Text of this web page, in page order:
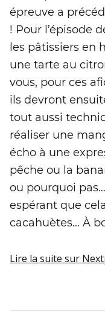
épreuve a
! Pour l’épisode
les pâtissiers en
une tarte au
vous, pour ces
ils devront
tout aussi
réaliser une
écho à une
pêche ou la
ou pourquoi
espérant que
cacahuètes… À
Lire la suite sur